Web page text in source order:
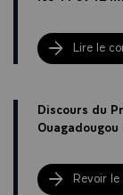
Lire le
Discours du
Ouagadougou
Revoir